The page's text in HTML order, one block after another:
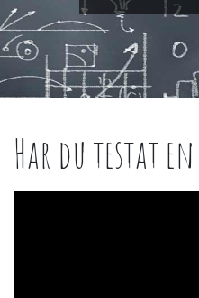
Har du testat en